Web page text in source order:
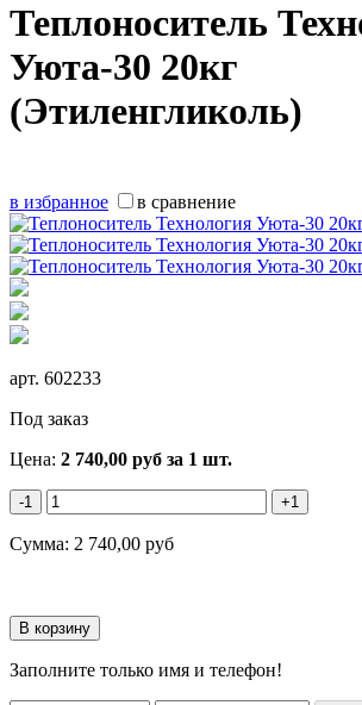
Теплоноситель
Уюта-30 20кг
(Этиленгликоль)
в избранное в сравнение
арт. 602233
Под заказ
Цена: 2 740,00 руб за 1 шт.
-1 +1
Сумма: 2 740,00 руб
Заполните только имя и телефон!